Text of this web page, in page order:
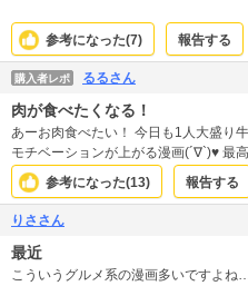
シチュエーションは様々です。若干
に平らげます。見ているとお腹が空い
な可愛い・カッコいいのですが、主要
ない為ちょいと嫌われぎみに書かれて
参考になった(7) 報告する
購入者レポ るるさん
肉が食べたくなる！
あーお肉食べたい！ 今日も1人大盛り
モチベ
参考になった(13) 報告する
りささん
最近
こういうグルメ系の漫画多いですよ